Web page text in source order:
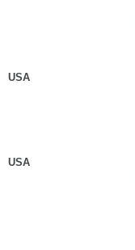
USA
USA